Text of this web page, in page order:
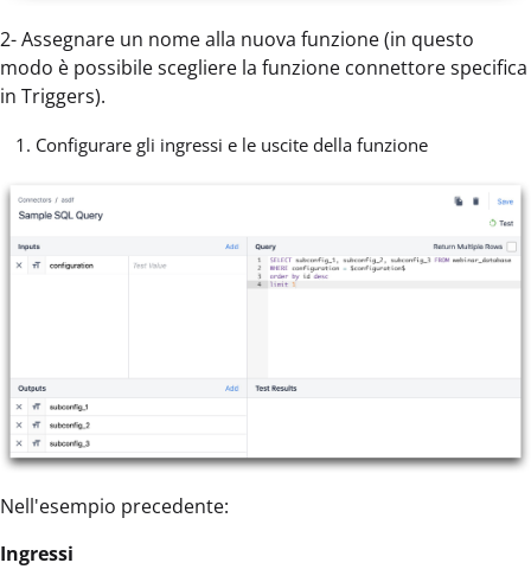
2- Assegnare un nome alla nuova funzione (in questo
modo è possibile scegliere la funzione connettore specifica
in Triggers).
Configurare gli ingressi e le uscite della funzione
Nell'esempio precedente:
Ingressi